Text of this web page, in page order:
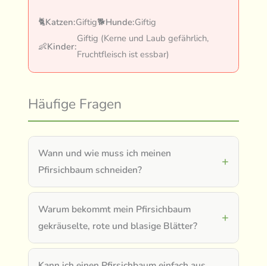
🐈Katzen:Giftig🐕Hunde:Giftig
👶Kinder:
Giftig (Kerne und Laub gefährlich,
Fruchtfleisch ist essbar)
Häufige Fragen
Wann und wie muss ich meinen
Pfirsichbaum schneiden?
Warum bekommt mein Pfirsichbaum
gekräuselte, rote und blasige Blätter?